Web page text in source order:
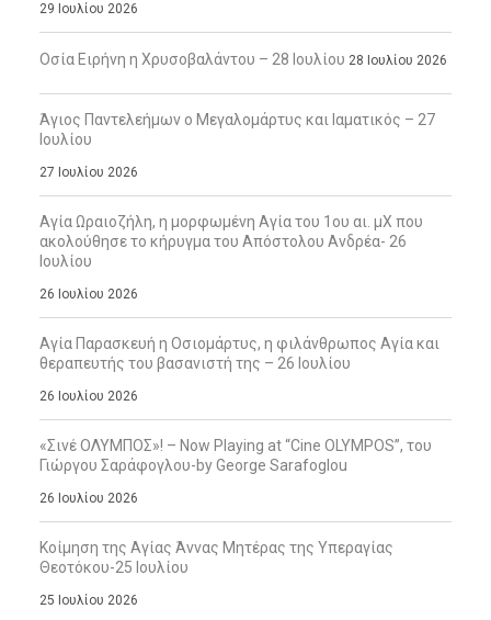
29 Ιουλίου 2026
Οσία Ειρήνη η Χρυσοβαλάντου – 28 Ιουλίου 28 Ιουλίου 2026
Άγιος Παντελεήμων ο Μεγαλομάρτυς και Ιαματικός – 27
Ιουλίου
27 Ιουλίου 2026
Αγία Ωραιοζήλη, η μορφωμένη Αγία του 1ου αι. μΧ που
ακολούθησε το κήρυγμα του Απόστολου Ανδρέα- 26
Ιουλίου
26 Ιουλίου 2026
Αγία Παρασκευή η Οσιομάρτυς, η φιλάνθρωπος Αγία και
θεραπευτής του βασανιστή της – 26 Ιουλίου
26 Ιουλίου 2026
«Σινέ ΟΛΥΜΠΟΣ»! – Now Playing at “Cine OLYMPOS”, του
Γιώργου Σαράφογλου-by George Sarafoglou
26 Ιουλίου 2026
Κοίμηση της Αγίας Άννας Μητέρας της Υπεραγίας
Θεοτόκου-25 Ιουλίου
25 Ιουλίου 2026